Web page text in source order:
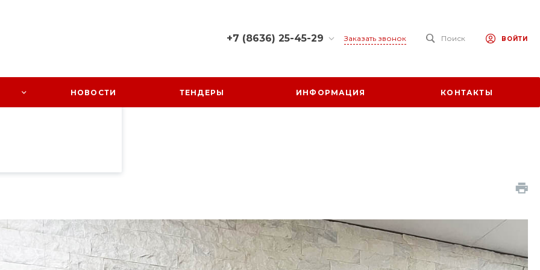
и
+7 (8636) 25-45-29
Октябрьский р-н., х.
Заречный, ул. Заречная,
Заказать звонок Поиск ВОЙТИ
НОВОСТИ ТЕНДЕРЫ ИНФОРМАЦИЯ КОНТАКТЫ